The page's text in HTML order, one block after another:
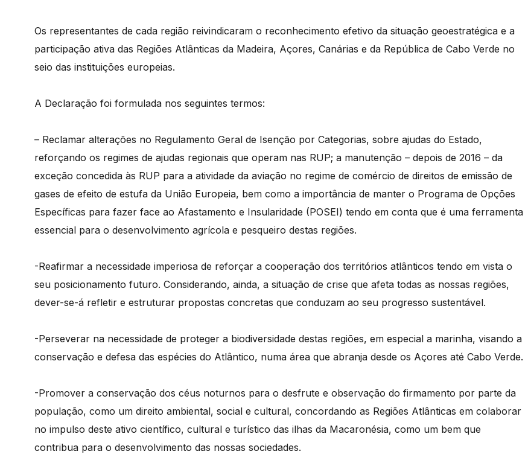
Os representantes de cada região reivindicaram o reconhecimento efetivo da situação geoestratégica e a
participação ativa das Regiões Atlânticas da Madeira, Açores, Canárias e da República de Cabo Verde no
seio das instituições europeias.
A Declaração foi formulada nos seguintes termos:
– Reclamar alterações no Regulamento Geral de Isenção por Categorias, sobre ajudas do Estado,
reforçando os regimes de ajudas regionais que operam nas RUP; a manutenção – depois de 2016 – da
exceção concedida às RUP para a atividade da aviação no regime de comércio de direitos de emissão de
gases de efeito de estufa da União Europeia, bem como a importância de manter o Programa de Opções
Específicas para fazer face ao Afastamento e Insularidade (POSEI) tendo em conta que é uma ferramenta
essencial para o desenvolvimento agrícola e pesqueiro destas regiões.
-Reafirmar a necessidade imperiosa de reforçar a cooperação dos territórios atlânticos tendo em vista o
seu posicionamento futuro. Considerando, ainda, a situação de crise que afeta todas as nossas regiões,
dever-se-á refletir e estruturar propostas concretas que conduzam ao seu progresso sustentável.
-Perseverar na necessidade de proteger a biodiversidade destas regiões, em especial a marinha, visando a
conservação e defesa das espécies do Atlântico, numa área que abranja desde os Açores até Cabo Verde.
-Promover a conservação dos céus noturnos para o desfrute e observação do firmamento por parte da
população, como um direito ambiental, social e cultural, concordando as Regiões Atlânticas em colaborar
no impulso deste ativo científico, cultural e turístico das ilhas da Macaronésia, como um bem que
contribua para o desenvolvimento das nossas sociedades.